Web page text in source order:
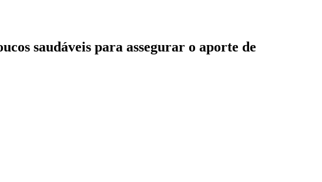
saudáveis para assegurar o aporte de